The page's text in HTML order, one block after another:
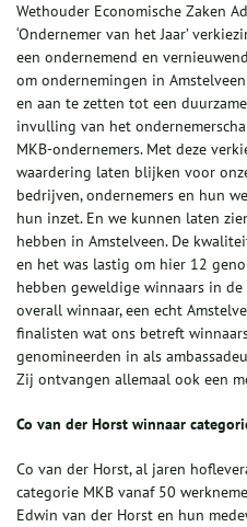
Wethouder Economische Zaken
‘Ondernemer van het Jaar’
een ondernemend en
om ondernemingen in
en aan te zetten tot een
invulling van het
MKB-ondernemers. Met deze
waardering laten blijken voor
bedrijven, ondernemers en hun
hun inzet. En we kunnen laten
hebben in Amstelveen. De
en het was lastig om hier 12
hebben geweldige winnaars in
overall winnaar, een echt
finalisten wat ons betreft
genomineerden in als
Zij ontvangen allemaal ook een
Co van der Horst winnaar
Co van der Horst, al jaren
categorie MKB vanaf 50
Edwin van der Horst en hun